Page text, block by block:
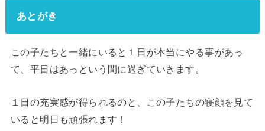
あとがき
この子たちと一緒にいると１日が本当にやる事があっ
て、平日はあっという間に過ぎていきます。
１日の充実感が得られるのと、この子たちの寝顔を見て
いると明日も頑張れます！